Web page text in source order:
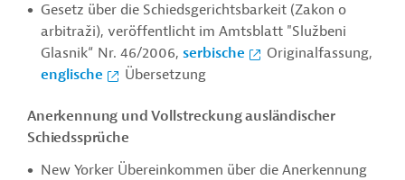
Gesetz über die Schiedsgerichtsbarkeit (Zakon o
arbitraži), veröffentlicht im Amtsblatt "Službeni
Glasnik“ Nr. 46/2006, serbische
Originalfassung,
englische
Übersetzung
Anerkennung und Vollstreckung ausländischer
Schiedssprüche
New Yorker Übereinkommen über die Anerkennung